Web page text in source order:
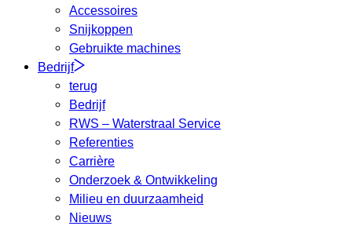
Accessoires
Snijkoppen
Gebruikte machines
Bedrijf
terug
Bedrijf
RWS – Waterstraal Service
Referenties
Carrière
Onderzoek & Ontwikkeling
Milieu en duurzaamheid
Nieuws